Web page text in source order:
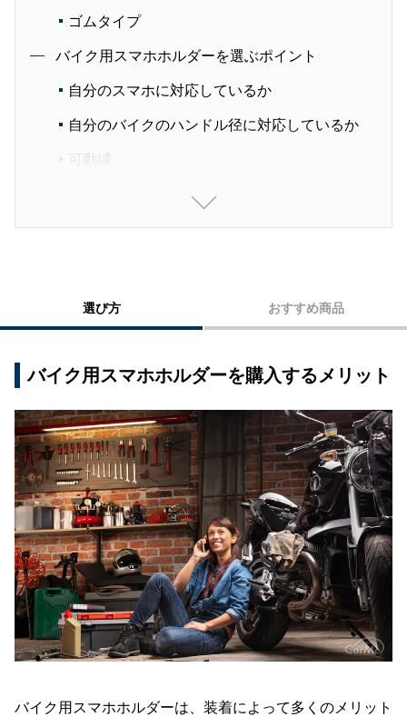
ゴムタイプ
バイク用スマホホルダーを選ぶポイント
自分のスマホに対応しているか
自分のバイクのハンドル径に対応しているか
可動域
おすすめのバイク用スマホホルダー：クランプタ
おすすめのバイク用スマホホルダー：ポーチタイ
プ編
グ編
おすすめのバイク用スマホホルダー：ゴムタイプ
編
【毎日更新】Amazonおすすめのバイク用スマホ
ホルダーTop10
まとめ
選び方 おすすめ商品
バイク用スマホホルダーを購入するメリット
バイク用スマホホルダーは、装着によって多くのメリット